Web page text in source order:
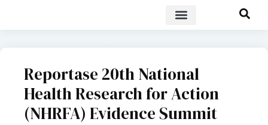
Reportase 20th National
Health Research for Action
(NHRFA) Evidence Summit